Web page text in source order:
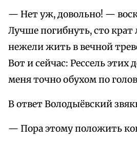
— Нет уж, довольно! —
Лучше погибнуть, сто
нежели жить в вечной
Вот и сейчас: Рессель этих
меня точно обухом по
В ответ Володыёвский
— Пора этому положить